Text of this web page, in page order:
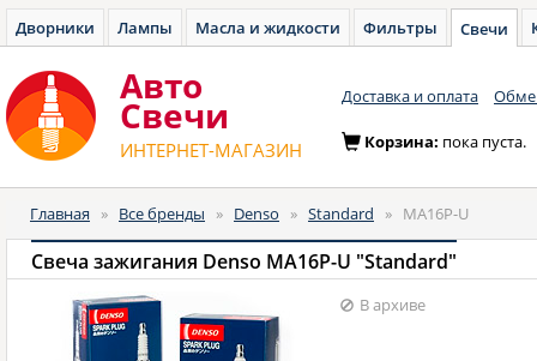
Дворники Лампы Масла и жидкости Фильтры Свечи
Авто
Cвечи
ИНТЕРНЕТ-МАГАЗИН
Доставка и оплата
Корзина: пока пуста.
Главная » Все бренды » Denso » Standard » MA16P-U
Свеча зажигания Denso MA16P-U "Standard"
В архиве